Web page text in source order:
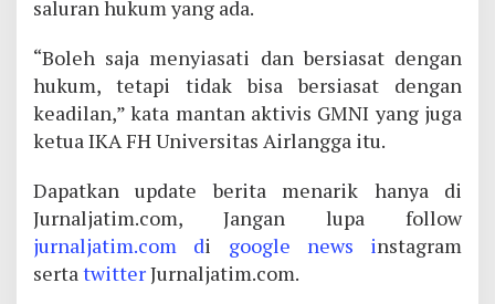
saluran hukum yang ada.
“Boleh saja menyiasati dan bersiasat dengan
hukum, tetapi tidak bisa bersiasat dengan
keadilan,” kata mantan aktivis GMNI yang juga
ketua IKA FH Universitas Airlangga itu.
Dapatkan update berita menarik hanya di
Jurnaljatim.com, Jangan lupa follow
jurnaljatim.com di google news instagram
sertatwitterJurnaljatim.com.